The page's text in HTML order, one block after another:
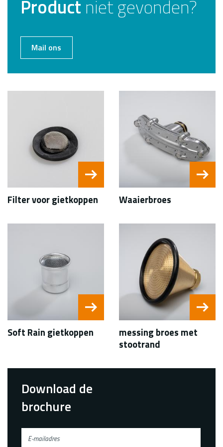
Filter voor gietkoppen Waaierbroes
Soft Rain gietkoppen
messing broes met
stootrand
Product niet gevonden?
Mail ons
Download de
brochure
E-